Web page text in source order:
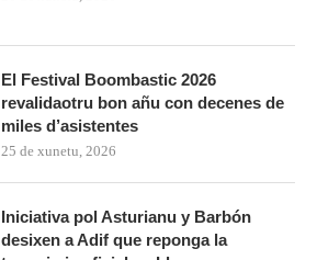
El Festival Boombastic 2026
revalidaotru bon añu con decenes de
miles d’asistentes
25 de xunetu, 2026
Iniciativa pol Asturianu y Barbón
desixen a Adif que reponga la